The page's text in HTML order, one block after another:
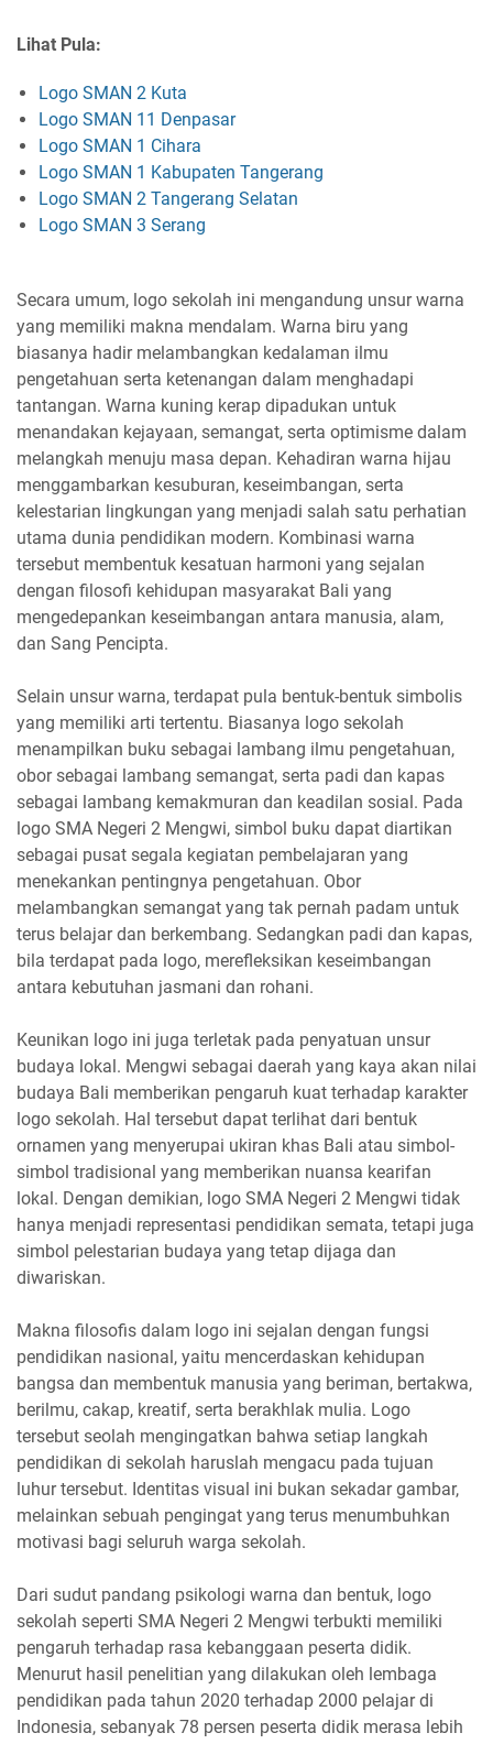
Lihat Pula:
Logo SMAN 2 Kuta
Logo SMAN 11 Denpasar
Logo SMAN 1 Cihara
Logo SMAN 1 Kabupaten Tangerang
Logo SMAN 2 Tangerang Selatan
Logo SMAN 3 Serang
Secara umum, logo sekolah ini mengandung unsur warna
yang memiliki makna mendalam. Warna biru yang
biasanya hadir melambangkan kedalaman ilmu
pengetahuan serta ketenangan dalam menghadapi
tantangan. Warna kuning kerap dipadukan untuk
menandakan kejayaan, semangat, serta optimisme dalam
melangkah menuju masa depan. Kehadiran warna hijau
menggambarkan kesuburan, keseimbangan, serta
kelestarian lingkungan yang menjadi salah satu perhatian
utama dunia pendidikan modern. Kombinasi warna
tersebut membentuk kesatuan harmoni yang sejalan
dengan filosofi kehidupan masyarakat Bali yang
mengedepankan keseimbangan antara manusia, alam,
dan Sang Pencipta.
Selain unsur warna, terdapat pula bentuk-bentuk simbolis
yang memiliki arti tertentu. Biasanya logo sekolah
menampilkan buku sebagai lambang ilmu pengetahuan,
obor sebagai lambang semangat, serta padi dan kapas
sebagai lambang kemakmuran dan keadilan sosial. Pada
logo SMA Negeri 2 Mengwi, simbol buku dapat diartikan
sebagai pusat segala kegiatan pembelajaran yang
menekankan pentingnya pengetahuan. Obor
melambangkan semangat yang tak pernah padam untuk
terus belajar dan berkembang. Sedangkan padi dan kapas,
bila terdapat pada logo, merefleksikan keseimbangan
antara kebutuhan jasmani dan rohani.
Keunikan logo ini juga terletak pada penyatuan unsur
budaya lokal. Mengwi sebagai daerah yang kaya akan nilai
budaya Bali memberikan pengaruh kuat terhadap karakter
logo sekolah. Hal tersebut dapat terlihat dari bentuk
ornamen yang menyerupai ukiran khas Bali atau simbol-
simbol tradisional yang memberikan nuansa kearifan
lokal. Dengan demikian, logo SMA Negeri 2 Mengwi tidak
hanya menjadi representasi pendidikan semata, tetapi juga
simbol pelestarian budaya yang tetap dijaga dan
diwariskan.
Makna filosofis dalam logo ini sejalan dengan fungsi
pendidikan nasional, yaitu mencerdaskan kehidupan
bangsa dan membentuk manusia yang beriman, bertakwa,
berilmu, cakap, kreatif, serta berakhlak mulia. Logo
tersebut seolah mengingatkan bahwa setiap langkah
pendidikan di sekolah haruslah mengacu pada tujuan
luhur tersebut. Identitas visual ini bukan sekadar gambar,
melainkan sebuah pengingat yang terus menumbuhkan
motivasi bagi seluruh warga sekolah.
Dari sudut pandang psikologi warna dan bentuk, logo
sekolah seperti SMA Negeri 2 Mengwi terbukti memiliki
pengaruh terhadap rasa kebanggaan peserta didik.
Menurut hasil penelitian yang dilakukan oleh lembaga
pendidikan pada tahun 2020 terhadap 2000 pelajar di
Indonesia, sebanyak 78 persen peserta didik merasa lebih